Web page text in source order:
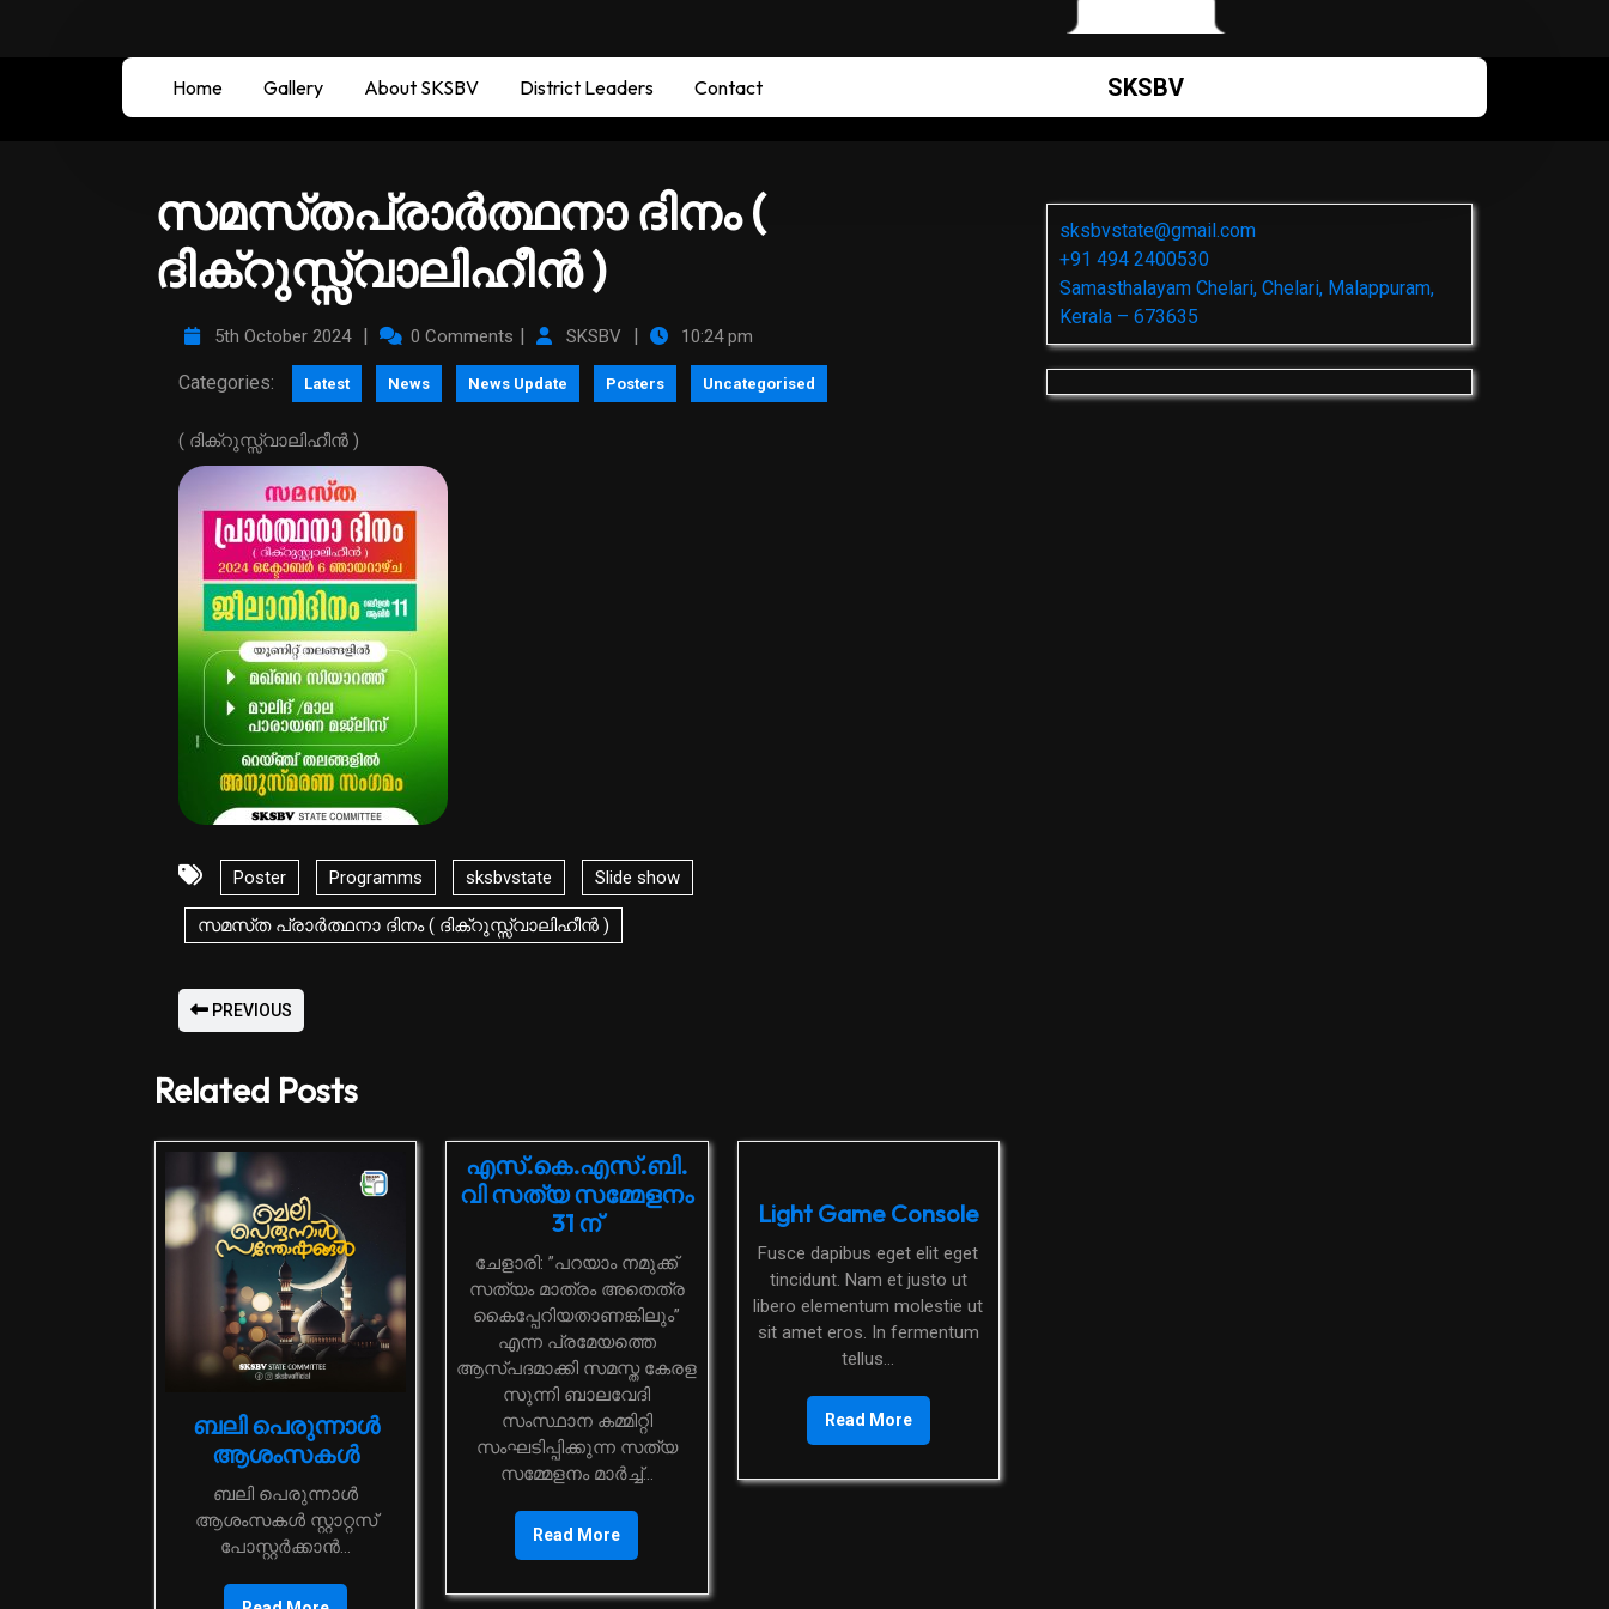
Home Gallery About SKSBV District Leaders Contact SKSBV
സമസ്‌തപ്രാർത്ഥനാ ദിനം (
ദിക്റുസ്സ്വാലിഹീൻ )
5th October 2024 | 0 Comments | SKSBV | 10:24 pm
Categories: Latest News News Update Posters Uncategorised
( ദിക്റുസ്സ്വാലിഹീൻ )
Poster Programms sksbvstate Slide show
സമസ്‌ത പ്രാർത്ഥനാ ദിനം ( ദിക്റുസ്സ്വാലിഹീൻ )
PREVIOUS
Related Posts
ബലി പെരുന്നാൾ
ആശംസകൾ
ബലി പെരുന്നാൾ
ആശംസകൾ സ്റ്റാറ്റസ്
പോസ്റ്റർക്കാൻ...
എസ്.കെ.എസ്.ബി.
വി സത്യ സമ്മേളനം
31 ന്
ചേളാരി: ”പറയാം നമുക്ക്
സത്യം മാത്രം അതെത്ര
കൈപ്പേറിയതാണങ്കിലും”
എന്ന പ്രമേയത്തെ
ആസ്പദമാക്കി സമസ്ത കേരള
സുന്നി ബാലവേദി
സംസ്ഥാന കമ്മിറ്റി
സംഘടിപ്പിക്കുന്ന സത്യ
സമ്മേളനം മാര്‍ച്ച്...
Read More
Light Game Console
Fusce dapibus eget elit eget
tincidunt. Nam et justo ut
libero elementum molestie ut
sit amet eros. In fermentum
tellus...
Read More
sksbvstate@gmail.com
+91 494 2400530
Samasthalayam Chelari, Chelari, Malappuram,
Kerala – 673635